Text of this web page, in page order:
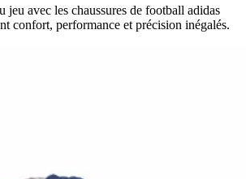
jeu avec les chaussures de football adidas
confort, performance et précision inégalés.